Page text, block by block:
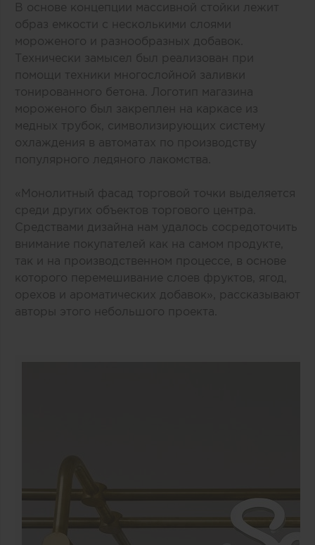
В основе концепции массивной стойки лежит
образ емкости с несколькими слоями
мороженого и разнообразных добавок.
Технически замысел был реализован при
помощи техники многослойной заливки
тонированного бетона. Логотип магазина
мороженого был закреплен на каркасе из
медных трубок, символизирующих систему
охлаждения в автоматах по производству
популярного ледяного лакомства.
«Монолитный фасад торговой точки выделяется
среди других объектов торгового центра.
Средствами дизайна нам удалось сосредоточить
внимание покупателей как на самом продукте,
так и на производственном процессе, в основе
которого перемешивание слоев фруктов, ягод,
орехов и ароматических добавок», рассказывают
авторы этого небольшого проекта.